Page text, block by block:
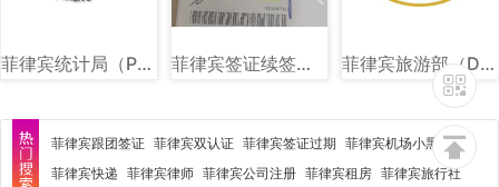
菲律宾统计局（PSA）图文讲解 菲律宾签证续签图片样式讲解 菲律宾旅游部（DOT）图文讲解
菲律宾跟团签证 菲律宾双认证 菲律宾签证过期 菲律宾机场小黑屋
菲律宾快递 菲律宾律师 菲律宾公司注册 菲律宾租房 菲律宾旅行社